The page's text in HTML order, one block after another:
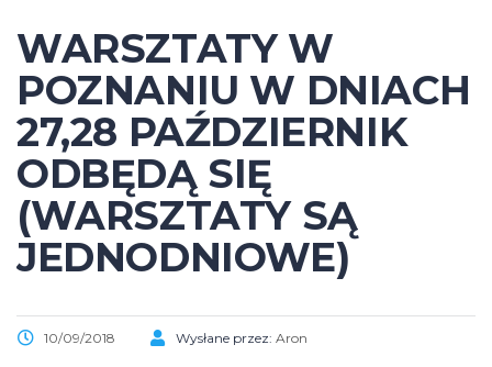
WARSZTATY W
POZNANIU W DNIACH
27,28 PAŹDZIERNIK
ODBĘDĄ SIĘ
(WARSZTATY SĄ
JEDNODNIOWE)
10/09/2018 Wysłane przez: Aron